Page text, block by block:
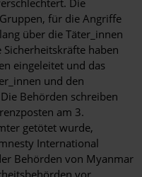
Die
für die Angriffe
über die Täter_innen
haben
eingeleitet und das
und den
Behörden schreiben
am 3.
getötet wurde,
International
Behörden von Myanmar